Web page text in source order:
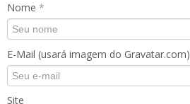
Nome *
E-Mail (usará imagem do Gravatar.com)
Site